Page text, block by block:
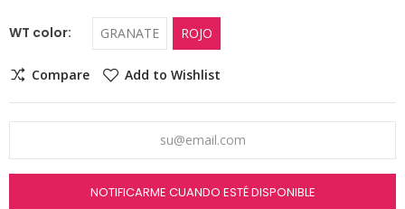
WT color GRANATE ROJO
Compare Add to Wishlist
NOTIFICARME CUANDO ESTÉ DISPONIBLE